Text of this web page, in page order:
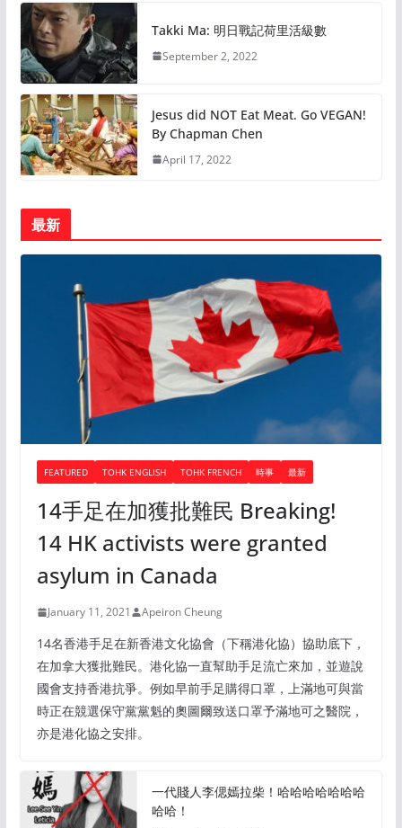
Takki Ma: 明日戰記荷里活級數
September 2, 2022
Jesus did NOT Eat Meat. Go VEGAN!
By Chapman Chen
April 17, 2022
最新
FEATURED TOHK ENGLISH TOHK FRENCH 時事 最新
14手足在加獲批難民 Breaking!
14 HK activists were granted
asylum in Canada
January 11, 2021 Apeiron Cheung
14名香港手足在新香港文化協會（下稱港化協）協助底下，
在加拿大獲批難民。港化協一直幫助手足流亡來加，並遊說
國會支持香港抗爭。例如早前手足購得口罩，上滿地可與當
時正在競選保守黨黨魁的奧圖爾致送口罩予滿地可之醫院，
亦是港化協之安排。
一代賤人李偲嫣拉柴！哈哈哈哈哈哈哈
哈哈！